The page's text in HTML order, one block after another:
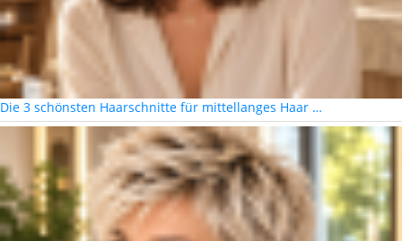
Die 3 schönsten Haarschnitte für mittellanges Haar …